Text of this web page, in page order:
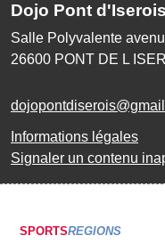
Dojo Pont d'Iserois
Salle Polyvalente
26600 PONT DE L
Informations légales
Signaler un contenu
SPORTSREGIONS